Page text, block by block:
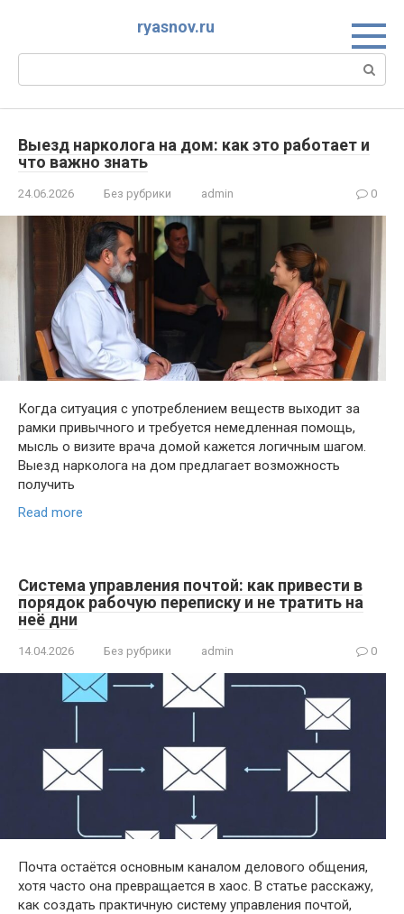
ryasnov.ru
Выезд нарколога на дом: как это работает и
что важно знать
24.06.2026 Без рубрики admin 0
Когда ситуация с употреблением веществ выходит за
рамки привычного и требуется немедленная помощь,
мысль о визите врача домой кажется логичным шагом.
Выезд нарколога на дом предлагает возможность
получить
Read more
Система управления почтой: как привести в
порядок рабочую переписку и не тратить на
неё дни
14.04.2026 Без рубрики admin 0
Почта остаётся основным каналом делового общения,
хотя часто она превращается в хаос. В статье расскажу,
как создать практичную систему управления почтой,